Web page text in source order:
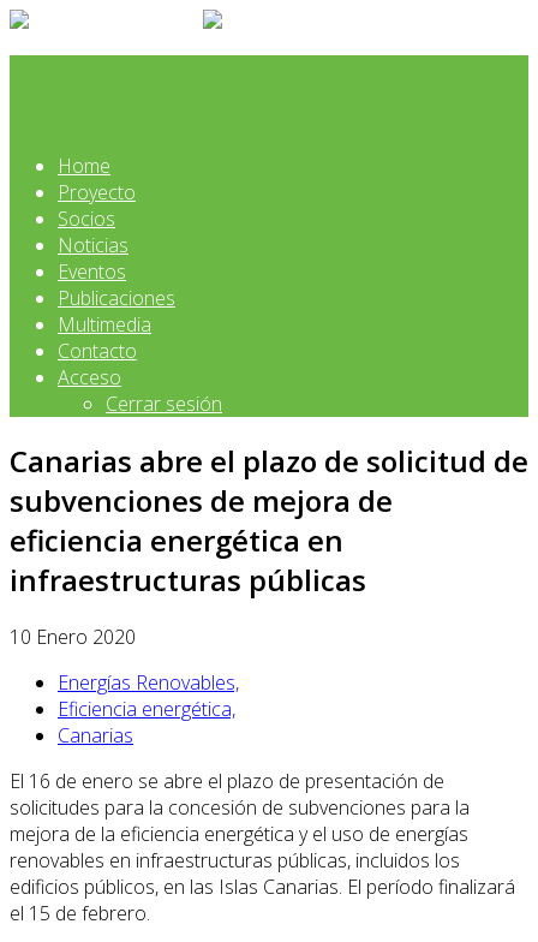
Home
Proyecto
Socios
Noticias
Eventos
Publicaciones
Multimedia
Contacto
Acceso
Cerrar sesión
Canarias abre el plazo de solicitud de
subvenciones de mejora de
eficiencia energética en
infraestructuras públicas
10 Enero 2020
Energías Renovables,
Eficiencia energética,
Canarias
El 16 de enero se abre el plazo de presentación de
solicitudes para la concesión de subvenciones para la
mejora de la eficiencia energética y el uso de energías
renovables en infraestructuras públicas, incluidos los
edificios públicos, en las Islas Canarias. El período finalizará
el 15 de febrero.